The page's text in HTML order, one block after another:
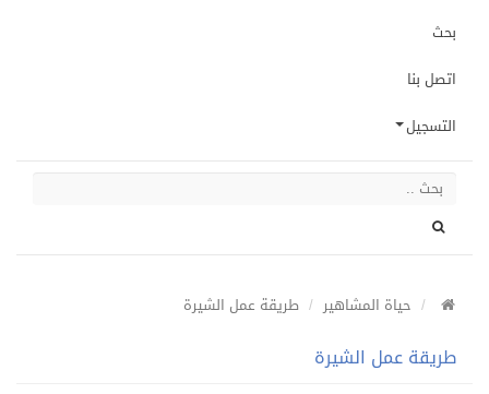
بحث
اتصل بنا
التسجيل
حياة المشاهير طريقة عمل الشيرة
طريقة عمل الشيرة